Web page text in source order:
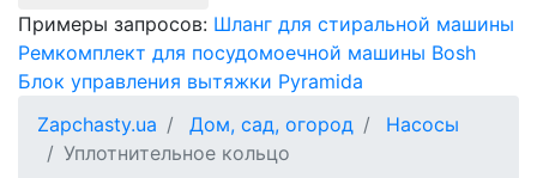
Примеры запросов: Шланг для стиральной машины
Ремкомплект для посудомоечной машины Bosh
Блок управления вытяжки Pyramida
Zapchasty.ua
Дом, сад, огород
Насосы
Уплотнительное кольцо